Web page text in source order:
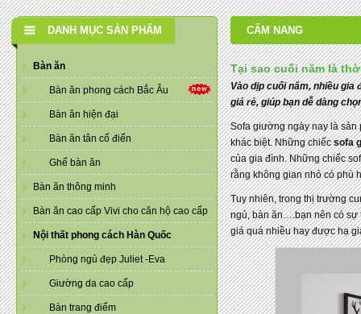
DANH MỤC SẢN PHẨM
Bàn ăn
Bàn ăn phong cách Bắc Âu
Bàn ăn hiện đại
Bàn ăn tân cổ điển
Ghế bàn ăn
Bàn ăn thông minh
Bàn ăn cao cấp Vivi cho căn hộ cao cấp
Nội thất phong cách Hàn Quốc
Phòng ngủ đẹp Juliet -Eva
Giường da cao cấp
Bàn trang điểm
CẨM NANG
Tại sao cuối năm là
Vào dịp cuối năm, nhiều
giá rẻ, giúp bạn dễ dàng
Sofa giường ngày nay là
khác biệt. Những chiếcsofa
của gia đình. Những chiếc
rằng không gian nhỏ có phù
Tuy nhiên, trong thị trường
ngủ, bàn ăn….bạn nên có sự
giá quá nhiều hay được hạ